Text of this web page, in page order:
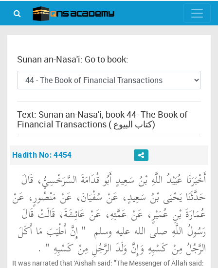
Sunan an-Nasa'i: Go to book:
Text: Sunan an-Nasa'i, book 44- The Book of
Financial Transactions ( كتاب البيوع)
Hadith No: 4454
أَخْبَرَنَا عُبَيْدُ اللَّهِ بْنُ سَعِيدٍ أَبُو قُدَامَةَ السَّرَخْسِيُّ، قَالَ
حَدَّثَنَا يَحْيَى بْنُ سَعِيدٍ، عَنْ سُفْيَانَ، عَنْ مَنْصُورٍ، عَنْ
عُمَارَةَ بْنِ عُمَيْرٍ، عَنْ عَمَّتِهِ، عَنْ عَائِشَةَ، قَالَتْ قَالَ
رَسُولُ اللَّهِ صلى الله عليه وسلم ‏ "‏ إِنَّ أَطْيَبَ مَا أَكَلَ
الرَّجُلُ مِنْ كَسْبِهِ وَإِنَّ وَلَدَ الرَّجُلِ مِنْ كَسْبِهِ ‏" ‏ ‏.‏
It was narrated that 'Aishah said: "The Messenger of Allah said: